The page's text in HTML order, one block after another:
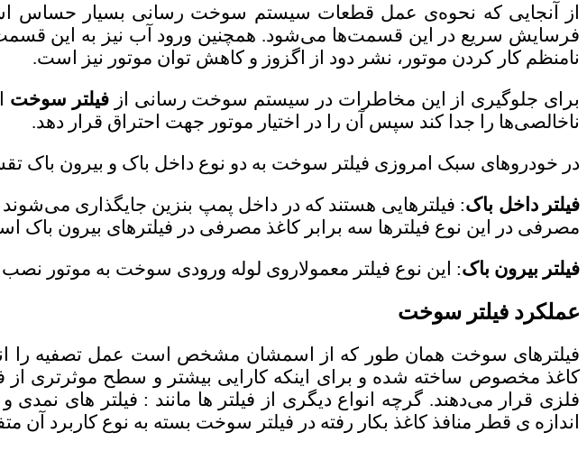
از آنجایی که نحوه‌ی عمل قطعات سیستم سوخت رسانی بسیار حساس
فرسایش سریع در این قسمت‌ها می‌شود. همچنین ورود آب نیز به
نامنظم کار کردن موتور، نشر دود از اگزوز و کاهش توان موتور نیز است.
برای جلوگیری از این مخاطرات در سیستم سوخت رسانی ازفیلتر سوخت
ناخالصی‌ها را جدا کند سپس آن را در اختیار موتور جهت احتراق قرار دهد.
در خودروهای سبک امروزی فیلتر سوخت به دو نوع داخل باک و بیرون باک
فیلتر داخل باک: فیلترهایی هستند که در داخل پمپ بنزین جایگذاری
مصرفی در این نوع فیلترها سه برابر کاغذ مصرفی در فیلترهای بیرون باک
فیلتر بیرون باک: این نوع فیلتر معمولاروی لوله ورودی سوخت به موتور
عملکرد فیلتر سوخت
فیلترهای سوخت همان طور که از اسمشان مشخص است عمل تصفیه را
کاغذ مخصوص ساخته شده و برای اینکه کارایی بیشتر و سطح موثرتری از
فلزی قرار می‌دهند. گرچه انواع دیگری از فیلتر ها مانند : فیلتر های
اندازه ی قطر منافذ کاغذ بکار رفته در فیلتر سوخت بسته به نوع کاربرد آن